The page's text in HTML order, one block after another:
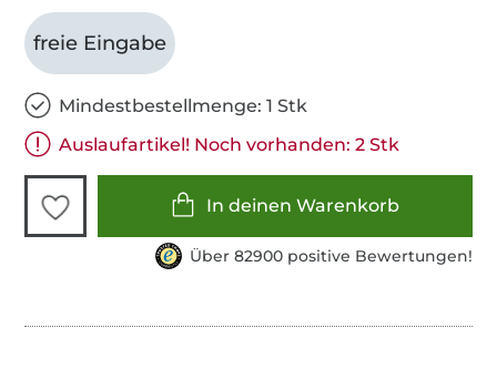
freie Eingabe
Mindestbestellmenge: 1 Stk
Auslaufartikel! Noch vorhanden: 2 Stk
In deinen Warenkorb
Über 82900 positive Bewertungen!